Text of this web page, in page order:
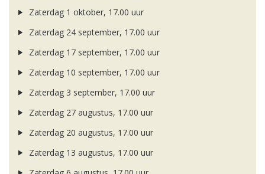
Zaterdag 1 oktober, 17.00 uur
Zaterdag 24 september, 17.00 uur
Zaterdag 17 september, 17.00 uur
Zaterdag 10 september, 17.00 uur
Zaterdag 3 september, 17.00 uur
Zaterdag 27 augustus, 17.00 uur
Zaterdag 20 augustus, 17.00 uur
Zaterdag 13 augustus, 17.00 uur